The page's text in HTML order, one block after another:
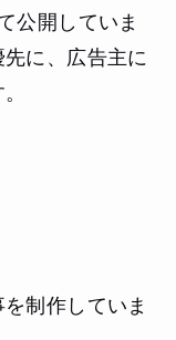
公開していま
に、広告主に
制作していま